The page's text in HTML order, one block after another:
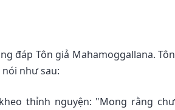
đáp Tôn giả Mahamoggallana. Tôn
như sau:
thỉnh nguyện: "Mong rằng chư